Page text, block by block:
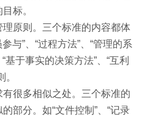
标。
原则。三个标准的内容都体
与”、“过程方法”、“管理的系
基于事实的决策方法”、“互利
很多相似之处。三个标准的
部分。如“文件控制”、“记录